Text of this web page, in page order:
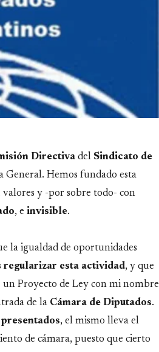
Directiva del Sindicato de
General. Hemos fundado esta
valores y -por sobre todo- con
, e invisible.
la igualdad de oportunidades
regularizar esta actividad, y que
un Proyecto de Ley con mi nombre
de la Cámara de Diputados.
, el mismo lleva el
de cámara, puesto que cierto